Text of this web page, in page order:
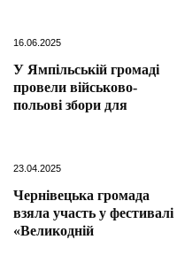
16.06.2025
У Ямпільській громаді
провели військово-
польові збори для
23.04.2025
Чернівецька громада
взяла участь у фестивалі
«Великодній